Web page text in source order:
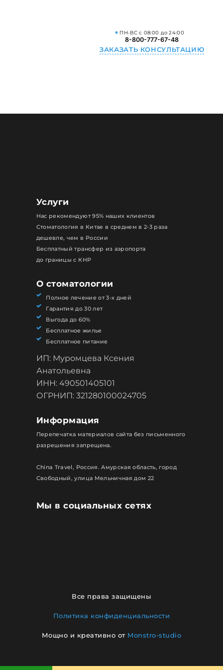
ПН-ВС с 08:00 до 24:00
8-800-777-67-48
ЗАКАЗАТЬ КОНСУЛЬТАЦИЮ
Мы в социальных сетях
Услуги
Нас рекомендуют 95% наших клиентов
Стоматология в Китае в среднем в 2-3 раза
дешевле, чем в России
Бесплатный трансфер из аэропорта
до границы с КНР
О стоматологии
Полное лечение от 3-х дней
Гарантия до 30 лет
Выгода до 60%
Бесплатное жилье
Бесплатное питание
ИП: Муромцева Ксения
Анатольевна
ИНН: 490501405101
ОГРНИП: 321280100024705
Информация
Перепечатка материалов сайта без письменного
разрешения запрещена.
China Travel, Россия. Амурская область, город
Свободный, улица Мельничная дом 22
Все права защищены
Политика конфиденциальности
Мощно и креативно от Monstro-studio